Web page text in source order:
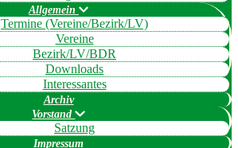
Allgemein
Termine (Vereine/Bezirk/LV)
Vereine
Bezirk/LV/BDR
Downloads
Interessantes
Archiv
Vorstand
Satzung
Impressum